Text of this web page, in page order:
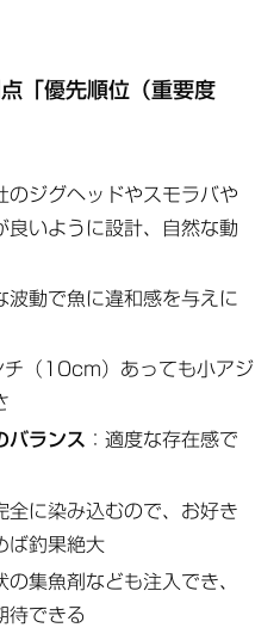
「優先順位（重要度
のジグヘッドやスモラバや
良いように設計、自然な動
波動で魚に違和感を与えに
チ（10cm）あっても小アジ
バランス ：適度な存在感で
全に染み込むので、お好き
ば釣果絶大
の集魚剤なども注入でき、
待できる